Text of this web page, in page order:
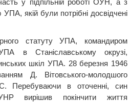
якій були потрібні досвідчені
статуту УПА, командиром
УПА в Станіславському окрузі,
шкіл УПА. 28 березня 1946
Д. Вітовського-молодшого
Перебуваючи в оточенні, син
вирішив покінчити життя